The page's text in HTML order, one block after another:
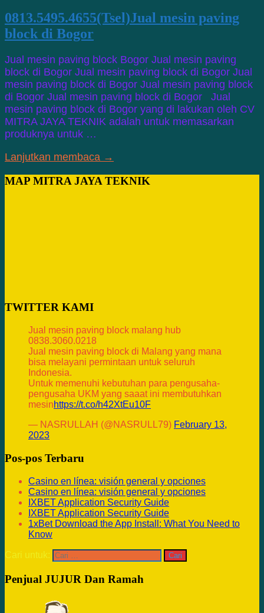
0813.5495.4655(Tsel)Jual mesin paving
block di Bogor
Jual mesin paving block Bogor Jual mesin paving
block di Bogor Jual mesin paving block di Bogor Jual
mesin paving block di Bogor Jual mesin paving block
di Bogor Jual mesin paving block di Bogor Jual
mesin paving block di Bogor yang di lakukan oleh CV
MITRA JAYA TEKNIK adalah untuk memasarkan
produknya untuk …
Lanjutkan membaca →
MAP MITRA JAYA TEKNIK
TWITTER KAMI
Jual mesin paving block malang hub
0838.3060.0218
Jual mesin paving block di Malang yang mana
bisa melayani permintaan untuk seluruh
Indonesia.
Untuk memenuhi kebutuhan para pengusaha-
pengusaha UKM yang saaat ini membutuhkan
mesinhttps://t.co/h42XtEu10F
— NASRULLAH (@NASRULL79) February 13,
2023
Pos-pos Terbaru
Casino en línea: visión general y opciones
Casino en línea: visión general y opciones
IXBET Application Security Guide
IXBET Application Security Guide
1xBet Download the App Install: What You Need to
Know
Cari untuk:
Penjual JUJUR Dan Ramah